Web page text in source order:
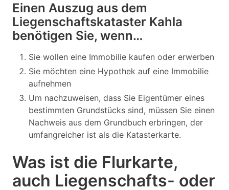
Einen Auszug aus dem
Liegenschaftskataster Kahla
benötigen Sie, wenn…
Sie wollen eine Immobilie kaufen oder erwerben
Sie möchten eine Hypothek auf eine Immobilie
aufnehmen
Um nachzuweisen, dass Sie Eigentümer eines
bestimmten Grundstücks sind, müssen Sie einen
Nachweis aus dem Grundbuch erbringen, der
umfangreicher ist als die Katasterkarte.
Was ist die Flurkarte,
auch Liegenschafts- oder